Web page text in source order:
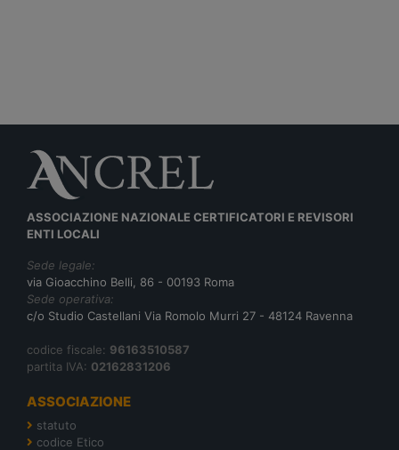
ASSOCIAZIONE NAZIONALE CERTIFICATORI E REVISORI
ENTI LOCALI
Sede legale:
via Gioacchino Belli, 86 - 00193 Roma
Sede operativa:
c/o Studio Castellani Via Romolo Murri 27 - 48124 Ravenna
codice fiscale: 96163510587
partita IVA: 02162831206
ASSOCIAZIONE
statuto
codice Etico